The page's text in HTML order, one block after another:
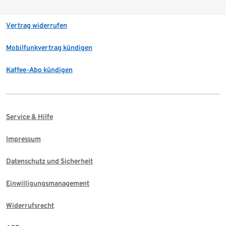
Vertrag widerrufen
Mobilfunkvertrag kündigen
Kaffee-Abo kündigen
Service & Hilfe
Impressum
Datenschutz und Sicherheit
Einwilligungsmanagement
Widerrufsrecht